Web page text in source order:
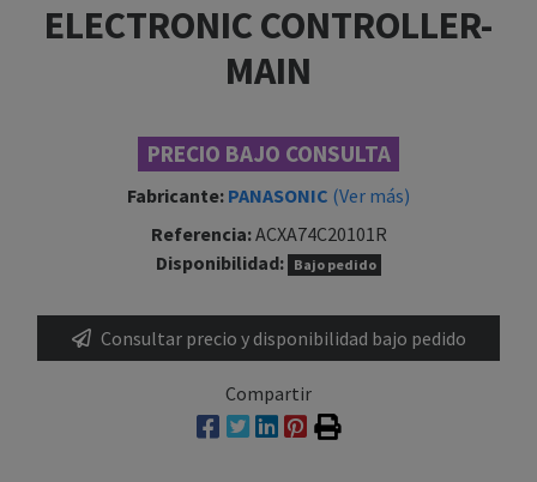
ELECTRONIC CONTROLLER-
MAIN
PRECIO BAJO CONSULTA
Fabricante: PANASONIC (Ver más)
Referencia:ACXA74C20101R
Disponibilidad:
Bajo pedido
Consultar precio y disponibilidad bajo pedido
Compartir